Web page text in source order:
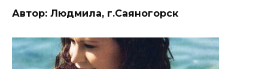
Автор: Людмила, г.Саяногорск